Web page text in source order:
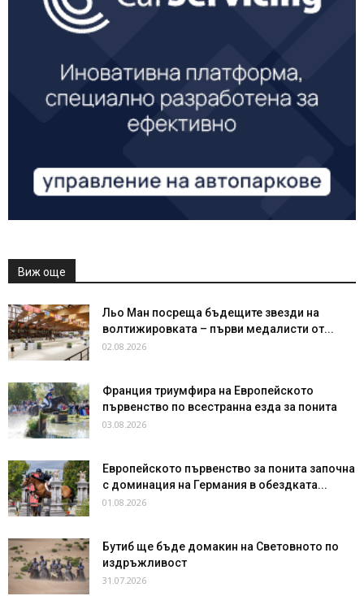
Виж още
Льо Ман посреща бъдещите звезди на
волтижировката – първи медалисти от...
02.08.2026
Франция триумфира на Европейското
първенство по всестранна езда за понита
03.08.2026
Европейското първенство за понита започна
с доминация на Германия в обездката...
01.08.2026
Бутиб ще бъде домакин на Световното по
издръжливост
31.07.2026